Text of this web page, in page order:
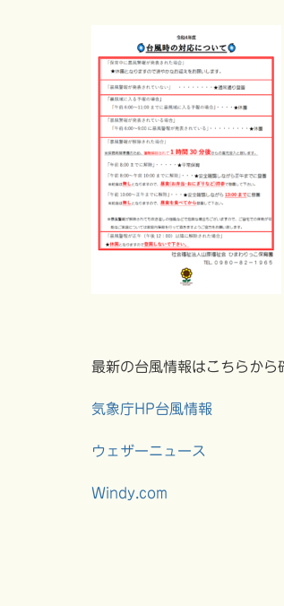
最新の台風情報はこちらから
気象庁HP台風情報
ウェザーニュース
Windy.com